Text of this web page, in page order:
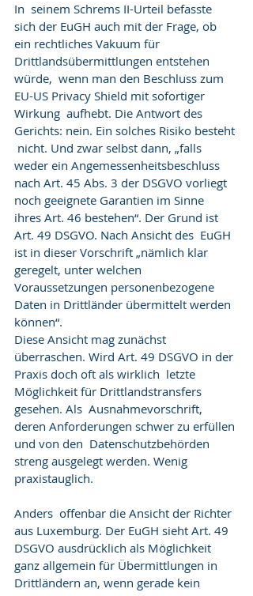
In  seinem Schrems II-Urteil befasste
sich der EuGH auch mit der Frage, ob
ein rechtliches Vakuum für
Drittlandsübermittlungen entstehen
würde,  wenn man den Beschluss zum
EU-US Privacy Shield mit sofortiger
Wirkung  aufhebt. Die Antwort des
Gerichts: nein. Ein solches Risiko besteht
nicht. Und zwar selbst dann, „falls
weder ein Angemessenheitsbeschluss
nach Art. 45 Abs. 3 der DSGVO vorliegt
noch geeignete Garantien im Sinne
ihres Art. 46 bestehen“. Der Grund ist
Art. 49 DSGVO. Nach Ansicht des  EuGH
ist in dieser Vorschrift „nämlich klar
geregelt, unter welchen
Voraussetzungen personenbezogene
Daten in Drittländer übermittelt werden
können“.
Diese Ansicht mag zunächst
überraschen. Wird Art. 49 DSGVO in der
Praxis doch oft als wirklich  letzte
Möglichkeit für Drittlandstransfers
gesehen. Als  Ausnahmevorschrift,
deren Anforderungen schwer zu erfüllen
und von den  Datenschutzbehörden
streng ausgelegt werden. Wenig
praxistauglich.
Anders  offenbar die Ansicht der Richter
aus Luxemburg. Der EuGH sieht Art. 49
DSGVO ausdrücklich als Möglichkeit
ganz allgemein für Übermittlungen in
Drittländern an, wenn gerade kein